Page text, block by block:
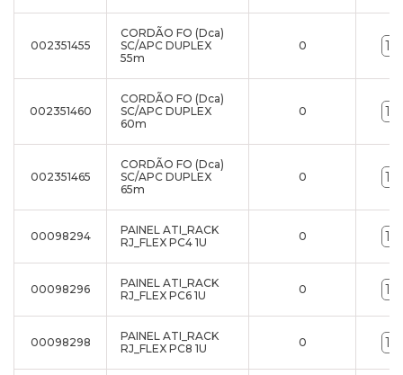
002351455
CORDÃO FO (Dca)
SC/APC DUPLEX
55m
0
002351460
CORDÃO FO (Dca)
SC/APC DUPLEX
60m
0
002351465
CORDÃO FO (Dca)
SC/APC DUPLEX
65m
0
00098294
PAINEL ATI_RACK
RJ_FLEX PC4 1U
0
00098296
PAINEL ATI_RACK
RJ_FLEX PC6 1U
0
00098298
PAINEL ATI_RACK
RJ_FLEX PC8 1U
0